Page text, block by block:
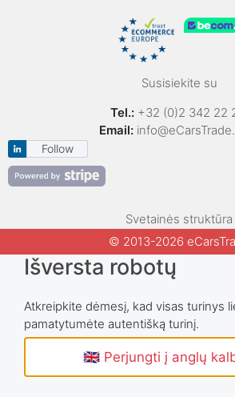
Susisiekite su
Tel.: +32 (0)2 342 22
Email:
Follow
Svetainės struktūra
© 2013-2026
Išversta robotų
Atkreipkite dėmesį, kad visas turinys
pamatytumėte autentišką turinį.
🇬🇧 Perjungti į anglų